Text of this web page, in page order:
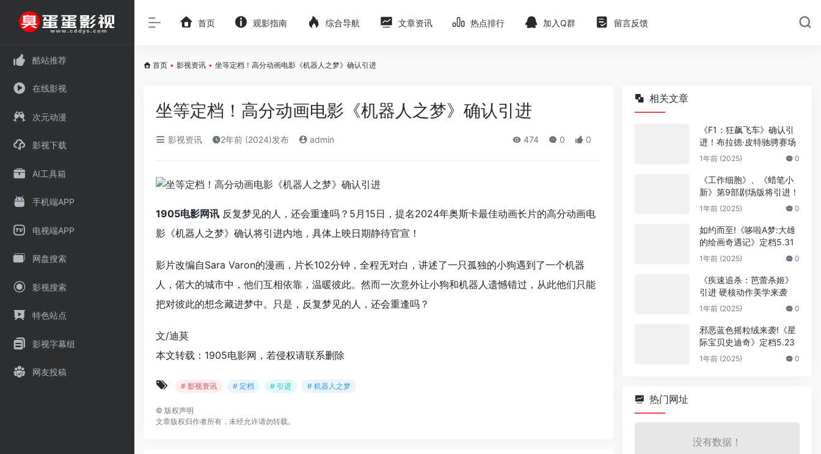
酷站推荐
在线影视
次元动漫
影视下载
AI工具箱
手机端APP
电视端APP
网盘搜索
影视搜索
特色站点
影视字幕组
网友投稿
首页 观影指南 综合导航 文章资讯 热点排行 加入Q群 留言反馈
首页 • 影视资讯 • 坐等定档！高分动画电影《机器人之梦》确认引进
坐等定档！高分动画电影《机器人之梦》确认引进
影视资讯 2年前 (2024)发布 admin 474 0 0
1905电影网讯 反复梦见的人，还会重逢吗？5月15日， 提名2024年奥斯卡最佳动画长片的高分动画电
影《机器人之梦》确认将引进内地，具体上映日期静待官宣！
影片改编自Sara Varon的漫画，片长102分钟，全程无对白，讲述了一只孤独的小狗遇到了一个机器
人，偌大的城市中，他们互相依靠，温暖彼此。然而一次意外让小狗和机器人遗憾错过，从此他们只能
把对彼此的想念藏进梦中。只是，反复梦见的人，还会重逢吗？
文/迪莫
本文转载：1905电影网，若侵权请联系删除
# 影视资讯 # 定档 # 引进 # 机器人之梦
© 版权声明
文章版权归作者所有，未经允许请勿转载。
相关文章
《F1：狂飙飞车》确认引
进！布拉德·皮特驰骋赛场
1年前 (2025) 0
《工作细胞》、《蜡笔小
新》第9部剧场版将引进！
1年前 (2025) 0
如约而至!《哆啦A梦:大雄
的绘画奇遇记》定档5.31
1年前 (2025) 0
《疾速追杀：芭蕾杀姬》
引进 硬核动作美学来袭
1年前 (2025) 0
邪恶蓝色摇粒绒来袭!《星
际宝贝史迪奇》定档5.23
1年前 (2025) 0
热门网址
没有数据！